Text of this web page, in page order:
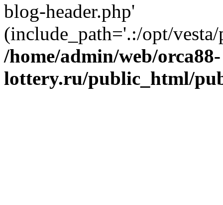
blog-header.php'
(include_path='.:/opt/
/home/admin/web/orca88-
lottery.ru/public_html/